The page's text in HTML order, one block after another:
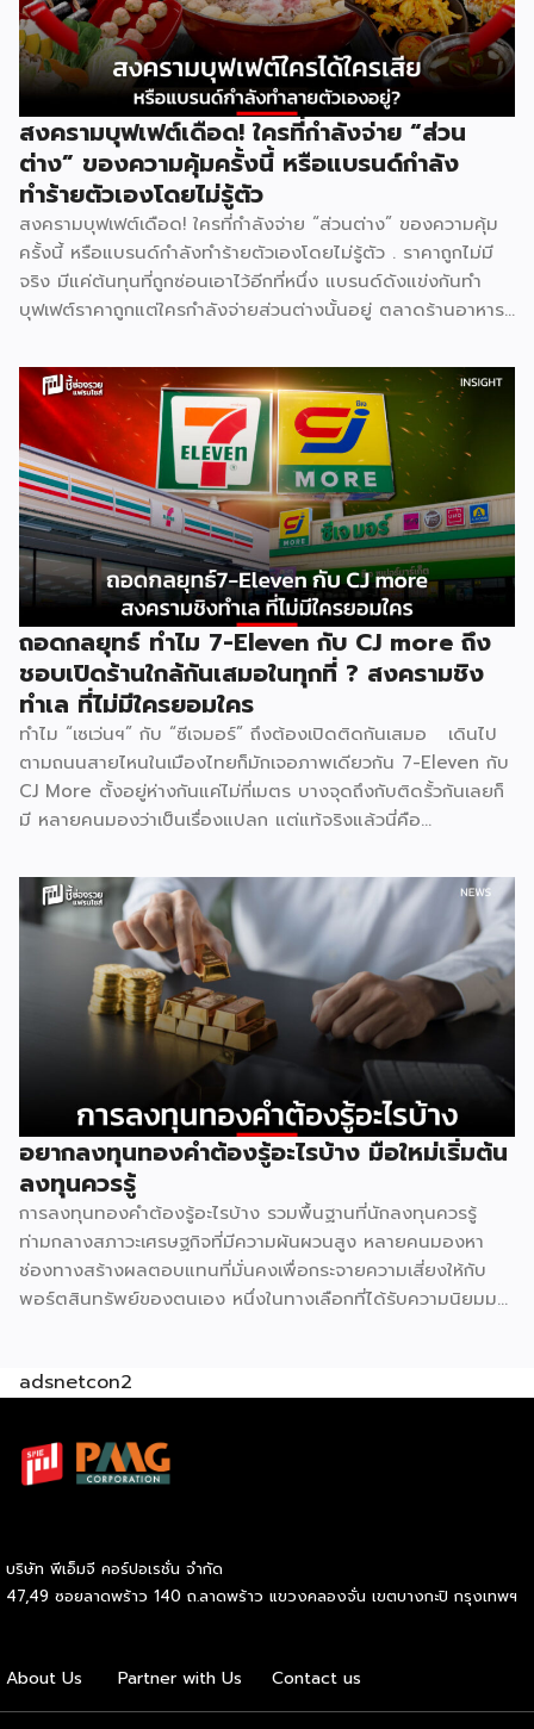
สงครามบุฟเฟต์เดือด! ใครที่กำลังจ่าย “ส่วน
ต่าง” ของความคุ้มครั้งนี้ หรือแบรนด์กำลัง
ทำร้ายตัวเองโดยไม่รู้ตัว
สงครามบุฟเฟต์เดือด! ใครที่กำลังจ่าย “ส่วนต่าง” ของความคุ้ม
ครั้งนี้ หรือแบรนด์กำลังทำร้ายตัวเองโดยไม่รู้ตัว . ราคาถูกไม่มี
จริง มีแค่ต้นทุนที่ถูกซ่อนเอาไว้อีกที่หนึ่ง แบรนด์ดังแข่งกันทำ
บุฟเฟต์ราคาถูกแต่ใครกำลังจ่ายส่วนต่างนั้นอยู่ ตลาดร้านอาหาร
ยังคงเติบโตต่อเนื่อง ฟังดูน่าลงทุน แต่ภายใต้ตัวเลขที่สวยงาม
นั้น ซ่อนความจริงที่ไม่ค่อยมีใครพูดถึง นั่นคือ ยิ่งตลาดใหญ่ การ
แข่งขันยิ่งโหด และสงครามบุฟเฟต์ราคาถูกคือหนึ่งในสมรภูมิที่
เดิมพันสูงที่สุด . [ Content Chapter ] 1.สงครามที่ไม่มีใครกล้า
หยุดก่อน 2.ใครได้ ใครเสีย ทั้งสองฝั่ง 3.Case Study แบรนด์
ไทยในสงครามเดียวกัน 4.ผู้แพ้ที่เงียบที่สุด “พนักงาน” 5.บทสรุป
. [ 1.สงครามที่ไม่มีใครกล้าหยุดก่อน ] . สงครามบุฟเฟต์ไม่ได้เกิด
จากความใจดีของแบรนด์ แต่เกิดจาก ความกลัว กลัวเสียลูกค้าให้
คู่แข่งตามมาตรฐานธุรกิจร้านอาหารไทย Food Cost ที่ดีควรอยู่
ที่ 25–35% ของราคาขาย และ Net […]
ถอดกลยุทธ์ ทำไม 7-Eleven กับ CJ more ถึง
ชอบเปิดร้านใกล้กันเสมอในทุกที่ ? สงครามชิง
ทำเล ที่ไม่มีใครยอมใคร
ทำไม “เซเว่นฯ” กับ “ซีเจมอร์” ถึงต้องเปิดติดกันเสมอ เดินไป
ตามถนนสายไหนในเมืองไทยก็มักเจอภาพเดียวกัน 7-Eleven กับ
CJ More ตั้งอยู่ห่างกันแค่ไม่กี่เมตร บางจุดถึงกับติดรั้วกันเลยก็
มี หลายคนมองว่าเป็นเรื่องแปลก แต่แท้จริงแล้วนี่คือ
ไม่ใช่เรื่องบังเอิญ และไม่ใช่เรื่องที่แบรนด์ใดไล่ตามแบรนด์ใด แต่
เป็นผลลัพธ์ตามธรรมชาติของกลไกตลาดค้าปลีก 1. ทำเลที่ดี
มีอยู่จำกัด ธุรกิจค้าปลีกทุกประเภทต้องพึ่งพา “จุดตัดของการ
สัญจร” เป็นหัวใจหลัก ไม่ว่าจะเป็นสี่แยกไฟแดง ปากซอยที่คนเข้า
ออกทุกวัน หน้าปั๊มน้ำมัน หรือหน้าคอนโดที่มีคนเดินผ่านหนาแน่น
ทำเลลักษณะนี้ในแต่ละพื้นที่มีจำนวนจำกัดมาก ทั้ง 7-Eleven และ
CJ More ต่างก็มองหาปัจจัยเดียวกันคือปริมาณคนเดินผ่าน
สูงสุด จุดที่ตอบโจทย์ได้ดีที่สุดจึงมักเหลืออยู่ไม่กี่จุดในแต่ละย่าน
ผลคือทั้งสองแบรนด์ไปกระจุกตัวอยู่ในบริเวณเดียวกันโดย
ธรรมชาติ ไม่ต่างจากปั๊มน้ำมันหลายเจ้าที่มักตั้งอยู่ตรงข้ามกันบน
ถนนสายหลัก 2. ทฤษฎีคลัสเตอร์การค้า รวมกันแข็งกว่าแยกกัน
ในทางเศรษฐศาสตร์ค้าปลีกมีหลักการที่เรียกว่า retail
agglomeration หรือการรวมกลุ่มธุรกิจประเภทเดียวกันไว้ในจุด
เดียว ฟังดูขัดสามัญสำนึกที่ว่าคู่แข่งควรหนีห่างกันไว้ แต่ในความ
จริงกลับตรงกันข้าม เพราะจุดที่มี 7-Eleven และ CJ More อยู่
ด้วยกันจะกลายเป็น “จุดหมายปลายทาง” […]
อยากลงทุนทองคำต้องรู้อะไรบ้าง มือใหม่เริ่มต้น
ลงทุนควรรู้
การลงทุนทองคำต้องรู้อะไรบ้าง รวมพื้นฐานที่นักลงทุนควรรู้
ท่ามกลางสภาวะเศรษฐกิจที่มีความผันผวนสูง หลายคนมองหา
ช่องทางสร้างผลตอบแทนที่มั่นคงเพื่อกระจายความเสี่ยงให้กับ
พอร์ตสินทรัพย์ของตนเอง หนึ่งในทางเลือกที่ได้รับความนิยมมา
นั้น มีรายละเอียดสำคัญหลายประการที่ต้องทำความเข้าใจให้
ข้อมูลพื้นฐานที่จำเป็นต่อการเตรียมตัวกันก่อนว่ามีประเด็นใดบ้าง
ที่เราต้องศึกษาให้รอบคอบ การลงทุนทองคำ คืออะไร G H
คอยให้มูลค่าของสิ่งนี้ปรับตัวสูงขึ้นเมื่อเวลาผ่านไป โลหะมีค่าชนิด
นี้ได้รับการยกย่องให้เป็นแหล่งพักเงินที่ปลอดภัย หรือ Safe
Haven เนื่องจากมีมูลค่าคงที่อยู่ในตัวเอง จึงช่วยปกป้องความ
อย่างมีประสิทธิภาพ ถือเป็นกลยุทธ์สำคัญที่ช่วยให้เรากระจาย
adsnetcon2
บริษัท พีเอ็มจี คอร์ปอเรชั่น จำกัด
47,49 ซอยลาดพร้าว 140 ถ.ลาดพร้าว แขวงคลองจั่น เขตบางกะปิ กรุงเทพฯ
About Us Partner with Us Contact us